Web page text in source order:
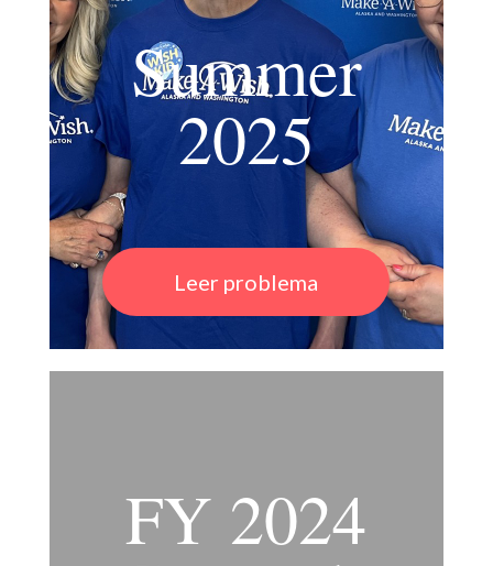
Summer
2025
Leer problema
FY 2024